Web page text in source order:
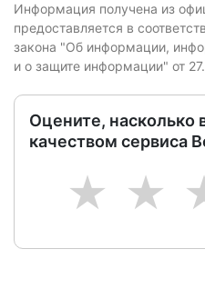
Информация получена из
предоставляется в
закона "Об информации,
и о защите информации" от
Оцените, насколько
качеством сервиса
2
1